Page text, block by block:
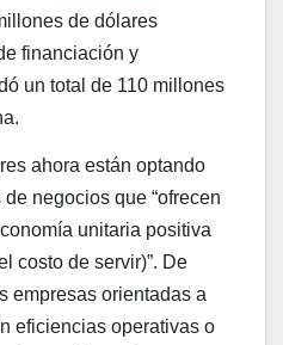
de dólares
financiación y
un total de 110 millones
ahora están optando
negocios que “ofrecen
unitaria positiva
costo de servir)”. De
empresas orientadas a
eficiencias operativas o